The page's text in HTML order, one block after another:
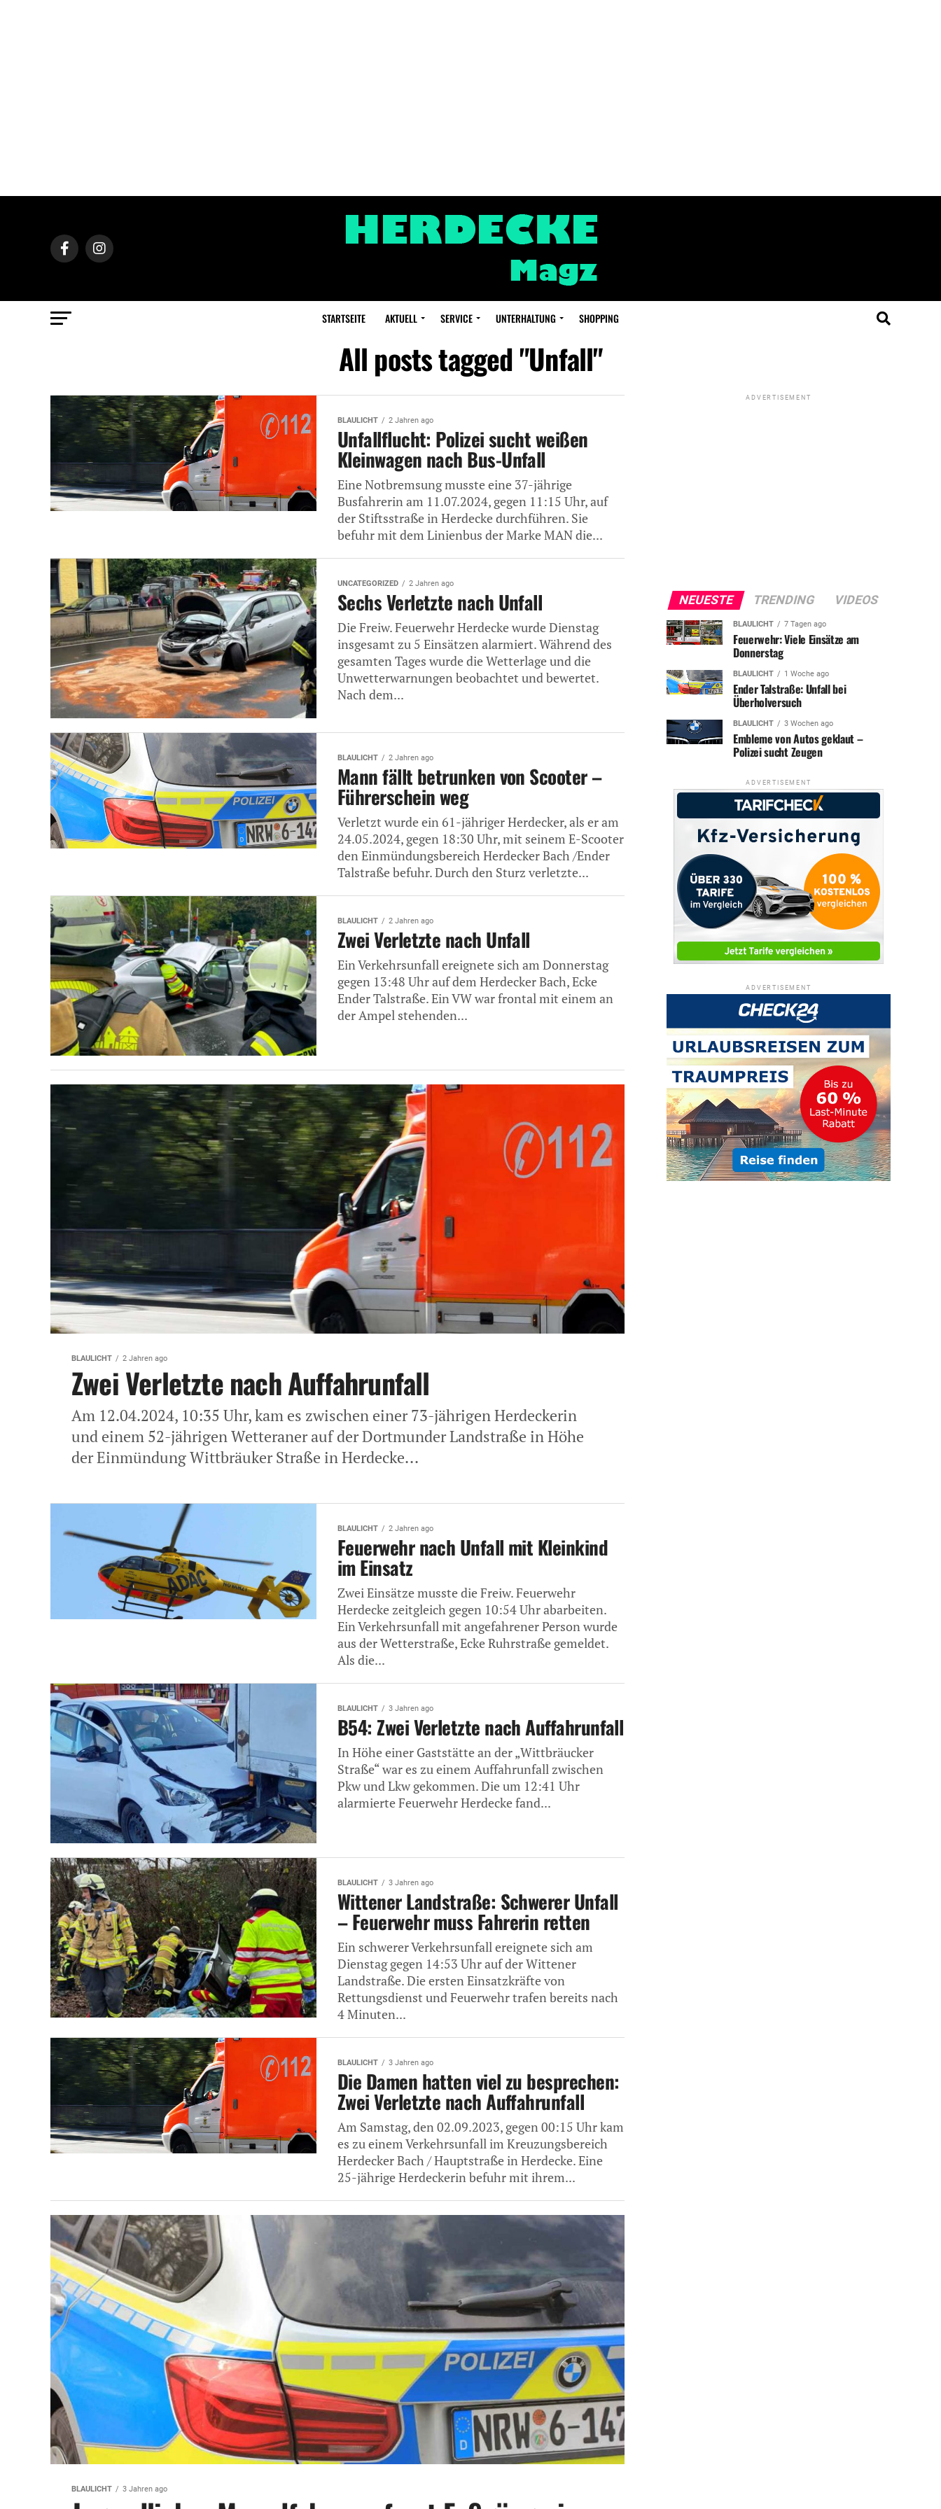
STARTSEITE AKTUELL SERVICE UNTERHALTUNG SHOPPING
All posts tagged "Unfall"
BLAULICHT 2 Jahren ago
Unfallflucht: Polizei sucht weißen
Kleinwagen nach Bus-Unfall
Eine Notbremsung musste eine 37-jährige
Busfahrerin am 11.07.2024, gegen 11:15 Uhr, auf
der Stiftsstraße in Herdecke durchführen. Sie
befuhr mit dem Linienbus der Marke MAN die...
UNCATEGORIZED 2 Jahren ago
Sechs Verletzte nach Unfall
Die Freiw. Feuerwehr Herdecke wurde Dienstag
insgesamt zu 5 Einsätzen alarmiert. Während des
gesamten Tages wurde die Wetterlage und die
Unwetterwarnungen beobachtet und bewertet.
Nach dem...
BLAULICHT 2 Jahren ago
Mann fällt betrunken von Scooter –
Führerschein weg
Verletzt wurde ein 61-jähriger Herdecker, als er am
24.05.2024, gegen 18:30 Uhr, mit seinem E-Scooter
den Einmündungsbereich Herdecker Bach /Ender
Talstraße befuhr. Durch den Sturz verletzte...
BLAULICHT 2 Jahren ago
Zwei Verletzte nach Unfall
Ein Verkehrsunfall ereignete sich am Donnerstag
gegen 13:48 Uhr auf dem Herdecker Bach, Ecke
Ender Talstraße. Ein VW war frontal mit einem an
der Ampel stehenden...
BLAULICHT 2 Jahren ago
Zwei Verletzte nach Auffahrunfall
Am 12.04.2024, 10:35 Uhr, kam es zwischen einer 73-jährigen Herdeckerin
und einem 52-jährigen Wetteraner auf der Dortmunder Landstraße in Höhe
der Einmündung Wittbräuker Straße in Herdecke...
BLAULICHT 2 Jahren ago
Feuerwehr nach Unfall mit Kleinkind
im Einsatz
Zwei Einsätze musste die Freiw. Feuerwehr
Herdecke zeitgleich gegen 10:54 Uhr abarbeiten.
Ein Verkehrsunfall mit angefahrener Person wurde
aus der Wetterstraße, Ecke Ruhrstraße gemeldet.
Als die...
BLAULICHT 3 Jahren ago
B54: Zwei Verletzte nach Auffahrunfall
In Höhe einer Gaststätte an der „Wittbräucker
Straße“ war es zu einem Auffahrunfall zwischen
Pkw und Lkw gekommen. Die um 12:41 Uhr
alarmierte Feuerwehr Herdecke fand...
BLAULICHT 3 Jahren ago
Wittener Landstraße: Schwerer Unfall
– Feuerwehr muss Fahrerin retten
Ein schwerer Verkehrsunfall ereignete sich am
Dienstag gegen 14:53 Uhr auf der Wittener
Landstraße. Die ersten Einsatzkräfte von
Rettungsdienst und Feuerwehr trafen bereits nach
4 Minuten...
BLAULICHT 3 Jahren ago
Die Damen hatten viel zu besprechen:
Zwei Verletzte nach Auffahrunfall
Am Samstag, den 02.09.2023, gegen 00:15 Uhr kam
es zu einem Verkehrsunfall im Kreuzungsbereich
Herdecker Bach / Hauptstraße in Herdecke. Eine
25-jährige Herdeckerin befuhr mit ihrem...
BLAULICHT 3 Jahren ago
ADVERTISEMENT
NEUESTE TRENDING VIDEOS
BLAULICHT 7 Tagen ago
Feuerwehr: Viele Einsätze am
Donnerstag
BLAULICHT 1 Woche ago
Ender Talstraße: Unfall bei
Überholversuch
BLAULICHT 3 Wochen ago
Embleme von Autos geklaut –
Polizei sucht Zeugen
ADVERTISEMENT
ADVERTISEMENT